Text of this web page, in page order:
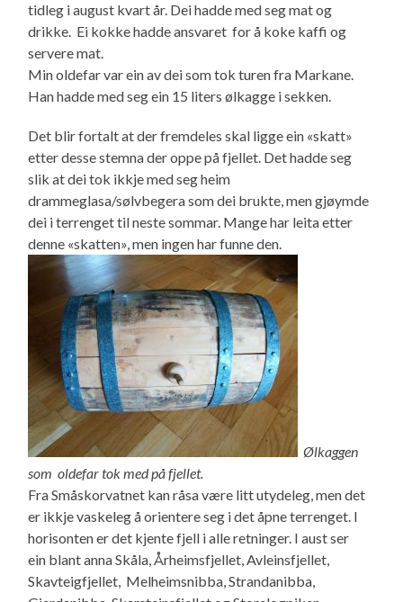
tidleg i august kvart år. Dei hadde med seg mat og
drikke. Ei kokke hadde ansvaret for å koke kaffi og
servere mat.
Min oldefar var ein av dei som tok turen fra Markane.
Han hadde med seg ein 15 liters ølkagge i sekken.
Det blir fortalt at der fremdeles skal ligge ein «skatt»
etter desse stemna der oppe på fjellet. Det hadde seg
slik at dei tok ikkje med seg heim
drammeglasa/sølvbegera som dei brukte, men gjøymde
dei i terrenget til neste sommar. Mange har leita etter
denne «skatten», men ingen har funne den.
Ølkaggen
som oldefar tok med på fjellet.
Fra Småskorvatnet kan råsa være litt utydeleg, men det
er ikkje vaskeleg å orientere seg i det åpne terrenget. I
horisonten er det kjente fjell i alle retninger. I aust ser
ein blant anna Skåla, Årheimsfjellet, Avleinsfjellet,
Skavteigfjellet, Melheimsnibba, Strandanibba,